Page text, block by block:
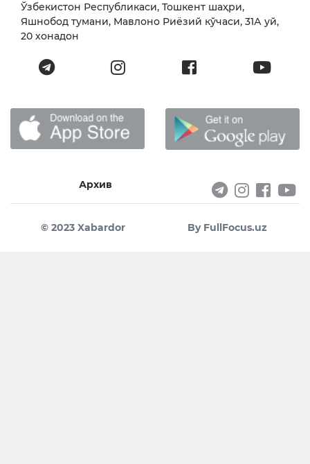
Ўзбекистон Республикаси, Тошкент шаҳри,
Яшнобод тумани, Мавлоно Риёзий кўчаси, 31А уй,
20 хонадон
Архив
© 2023 Xabardor By FullFocus.uz